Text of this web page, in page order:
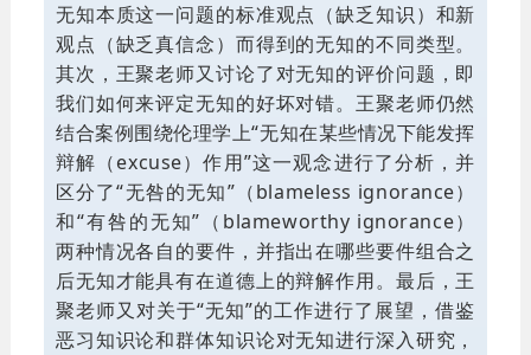
无知本质这一问题的标准观点（缺乏知识）和新
观点（缺乏真信念）而得到的无知的不同类型。
其次，王聚老师又讨论了对无知的评价问题，即
我们如何来评定无知的好坏对错。王聚老师仍然
结合案例围绕伦理学上“无知在某些情况下能发挥
辩解（excuse）作用”这一观念进行了分析，并
区分了“无咎的无知”（blameless ignorance）
和“有咎的无知”（blameworthy ignorance）
两种情况各自的要件，并指出在哪些要件组合之
后无知才能具有在道德上的辩解作用。最后，王
聚老师又对关于“无知”的工作进行了展望，借鉴
恶习知识论和群体知识论对无知进行深入研究，